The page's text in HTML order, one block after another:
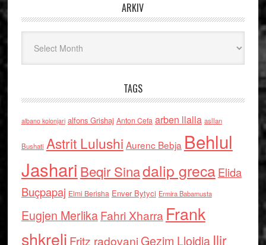
ARKIV
TAGS
albano kolonjari alfons Grishaj Anton Cefa arben llalla asllan
Bushati Astrit Lulushi Aurenc Bebja Behlul
Jashari Beqir Sinadalip grecaElida
Buçpapaj Elmi Berisha Enver Bytyci Ermira Babamusta
Eugjen MerlikaFahri Xharra Frank
shkreli Fritz radovaniGezim Llojdia Ilir